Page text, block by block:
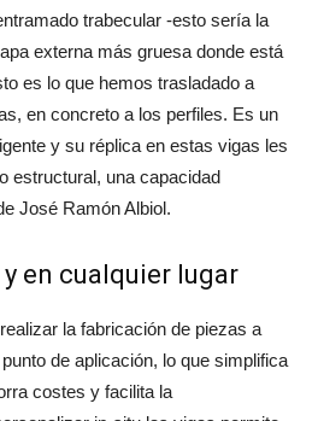
trabecular -esto sería la
externa más gruesa donde está
es lo que hemos trasladado a
en concreto a los perfiles. Es un
y su réplica en estas vigas les
estructural, una capacidad
José Ramón Albiol.
en cualquier lugar
la fabricación de piezas a
de aplicación, lo que simplifica
costes y facilita la